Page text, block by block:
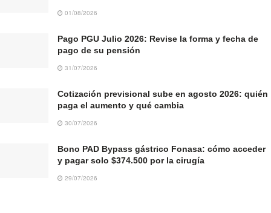
01/08/2026
Pago PGU Julio 2026: Revise la forma y fecha de
pago de su pensión
31/07/2026
Cotización previsional sube en agosto 2026: quién
paga el aumento y qué cambia
30/07/2026
Bono PAD Bypass gástrico Fonasa: cómo acceder
y pagar solo $374.500 por la cirugía
29/07/2026